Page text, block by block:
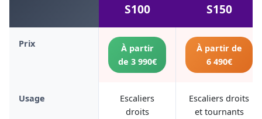
S100
S150
Prix
À partir
de 3 990€
À partir de
6 490€
Usage
Escaliers
droits
Escaliers droits
et tournants